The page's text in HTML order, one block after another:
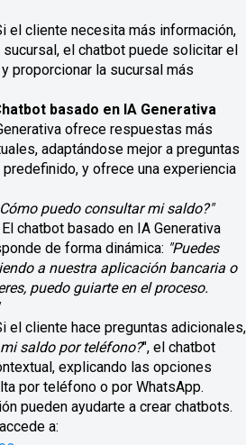
el cliente necesita más información,
el chatbot puede solicitar el
proporcionar la sucursal más
basado en IA Generativa
ofrece respuestas más
adaptándose mejor a preguntas
y ofrece una experiencia
puedo consultar mi saldo?"
El chatbot basado en IA Generativa
de forma dinámica: "Puedes
a nuestra aplicación bancaria o
puedo guiarte en el proceso.
el cliente hace preguntas adicionales,
saldo por teléfono?", el chatbot
explicando las opciones
por teléfono o por WhatsApp.
pueden ayudarte a crear chatbots.
a: